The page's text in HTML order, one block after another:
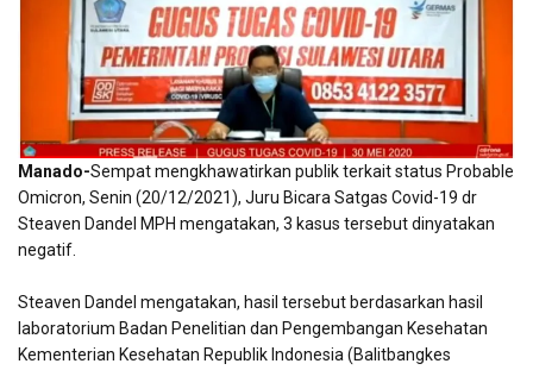
Manado-Sempat mengkhawatirkan publik terkait status Probable
Omicron, Senin (20/12/2021), Juru Bicara Satgas Covid-19 dr
Steaven Dandel MPH mengatakan, 3 kasus tersebut dinyatakan
negatif.
Steaven Dandel mengatakan, hasil tersebut berdasarkan hasil
laboratorium Badan Penelitian dan Pengembangan Kesehatan
Kementerian Kesehatan Republik Indonesia (Balitbangkes